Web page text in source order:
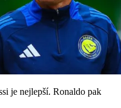
je nejlepší. Ronaldo pak